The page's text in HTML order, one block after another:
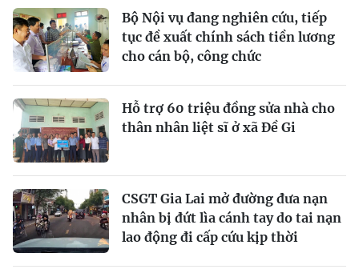
Bộ Nội vụ đang nghiên cứu, tiếp
tục đề xuất chính sách tiền lương
cho cán bộ, công chức
Hỗ trợ 60 triệu đồng sửa nhà cho
thân nhân liệt sĩ ở xã Đề Gi
CSGT Gia Lai mở đường đưa nạn
nhân bị đứt lìa cánh tay do tai nạn
lao động đi cấp cứu kịp thời